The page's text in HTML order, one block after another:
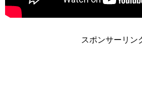
スポンサーリン